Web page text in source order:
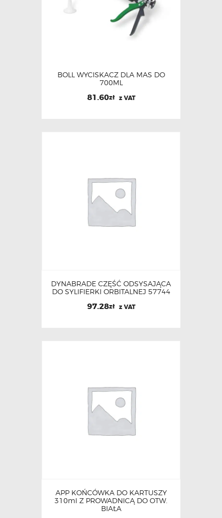
BOLL WYCISKACZ DLA MAS DO
700ML
81.60zł z VAT
DYNABRADE CZĘŚĆ ODSYSAJĄCA
DO SYLIFIERKI ORBITALNEJ 57744
97.28zł z VAT
APP KOŃCÓWKA DO KARTUSZY
310ml Z PROWADNICĄ DO OTW.
BIAŁA